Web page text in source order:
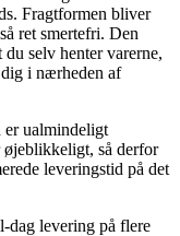
Fragtformen bliver
ret smertefri. Den
selv henter varerne,
i nærheden af
er ualmindeligt
øjeblikkeligt, så derfor
leveringstid på det
dag levering på flere